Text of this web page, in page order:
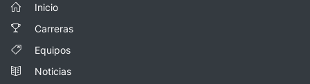
Inicio
Carreras
Equipos
Noticias